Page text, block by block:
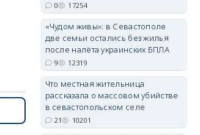
erid: 2SDnjdvhGXG
0 17254
«Чудом живы»: в Севастополе
две семьи остались без жилья
после налёта украинских БПЛА
9 12319
Что местная жительница
рассказала о массовом убийстве
в севастопольском селе
21 10201